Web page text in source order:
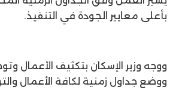
بأعلى معايير الجودة في التنفيذ.
ووجه وزير الإسكان بتكثيف الأعمال
ووضع جداول زمنية لكافة الأعمال